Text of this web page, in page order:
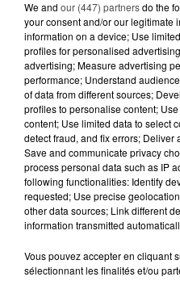
LA RÉDACTION
RCA
We and our (447) partnersdo the
your consent and/or our legitimate
information on a device; Use
profiles for personalised
advertising; Measure advertising
performance; Understand
of data from different sources;
profiles to personalise content;
content; Use limited data to select
detect fraud, and fix errors;
Save and communicate privacy
process personal data such as IP
following functionalities: Identify
requested; Use precise
other data sources; Link different
information transmitted
Vous pouvez accepter en cliquant
sélectionnant les finalités et/ou